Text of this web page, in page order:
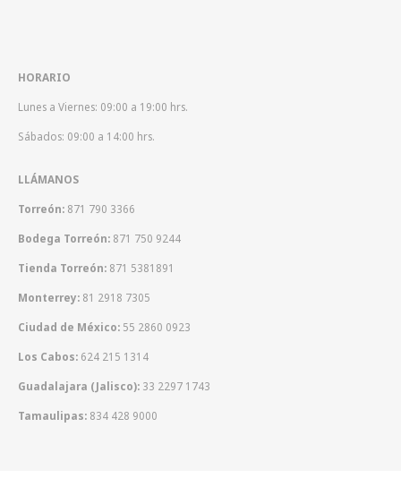
HORARIO
Lunes a Viernes: 09:00 a 19:00 hrs.
Sábados: 09:00 a 14:00 hrs.
LLÁMANOS
Torreón: 871 790 3366
Bodega Torreón: 871 750 9244
Tienda Torreón: 871 5381891
Monterrey: 81 2918 7305
Ciudad de México: 55 2860 0923
Los Cabos: 624 215 1314
Guadalajara (Jalisco): 33 2297 1743
Tamaulipas: 834 428 9000